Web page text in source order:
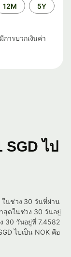
12M 5Y
การบวกเงินค่า
ไป
ในช่วง 30 วันที่ผ่าน
สุดในช่วง 30 วันอยู่
30 วันอยู่ที่ 7.4582
ไปเป็น NOK คือ